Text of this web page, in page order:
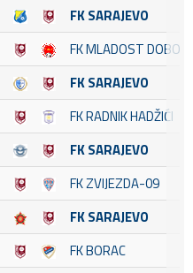
FK SARAJEVO
FK MLADOST DOBOJ
FK SARAJEVO
FK RADNIK HADŽIĆI
FK SARAJEVO
FK ZVIJEZDA-09
FK SARAJEVO
FK BORAC